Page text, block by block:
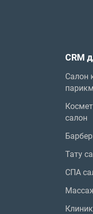
CRM
Салон
салон
Тату
СПА